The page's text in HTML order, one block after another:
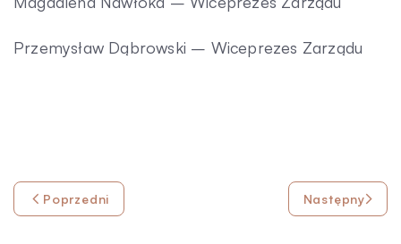
Przemysław Dąbrowski – Wiceprezes Zarządu
Poprzedni Następny